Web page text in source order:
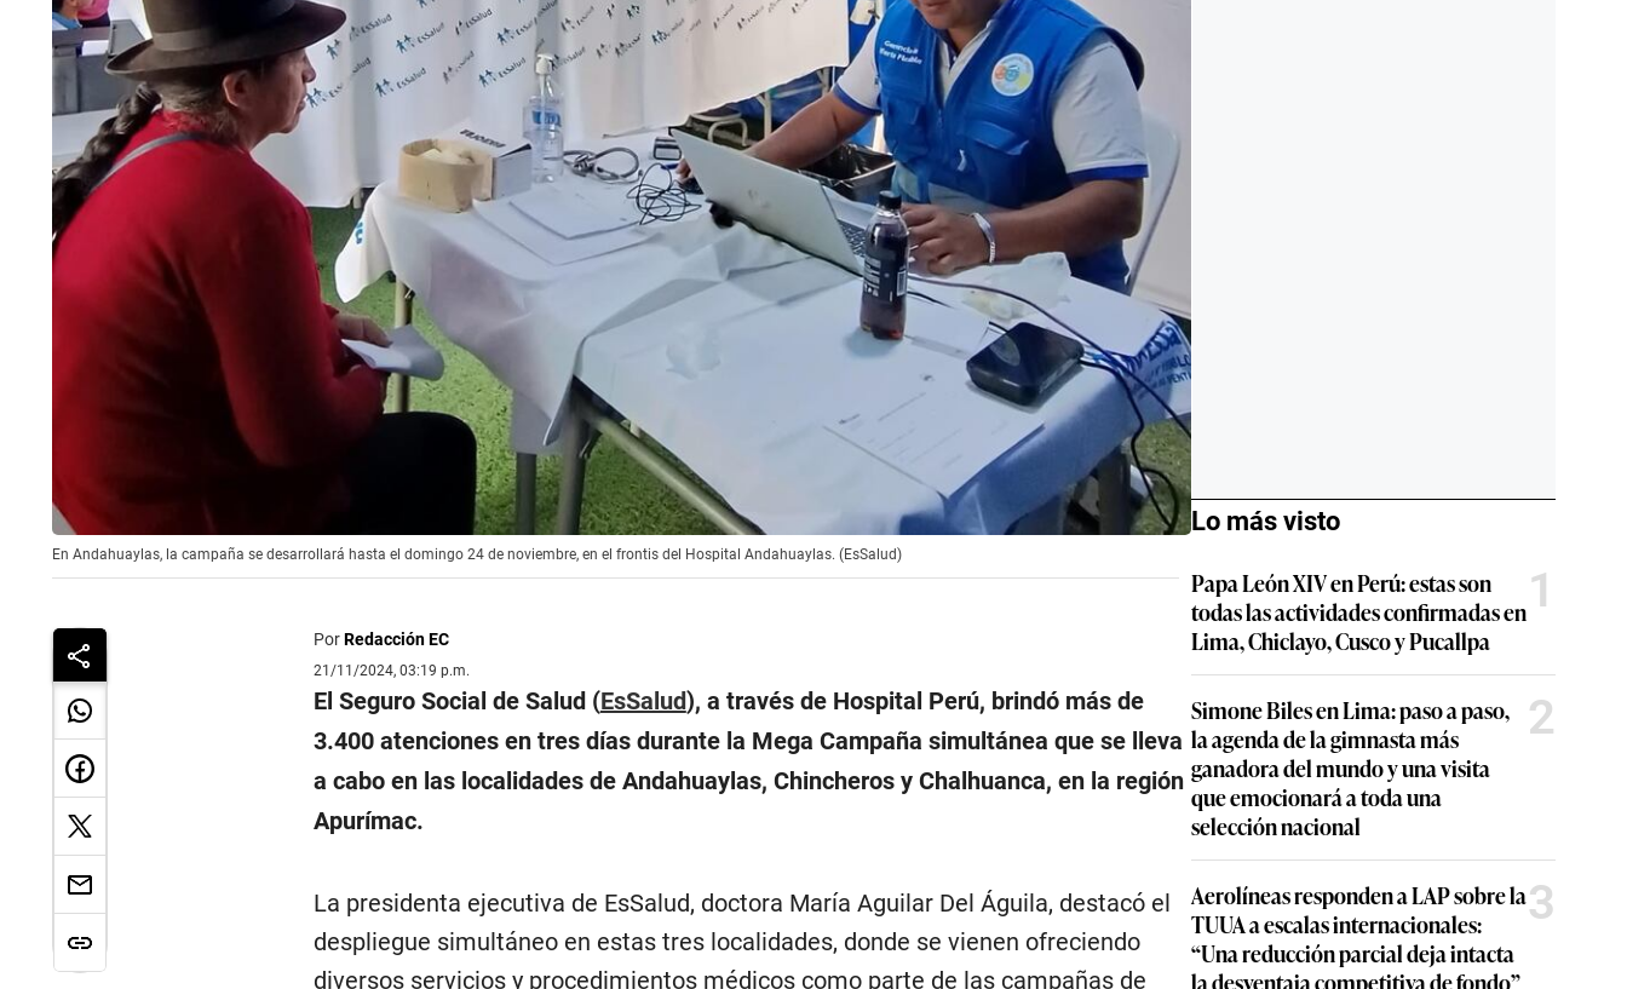
En Andahuaylas, la campaña se desarrollará hasta el domingo 24 de noviembre, en el frontis del Hospital Andahuaylas. (EsSalud)
PorRedacción EC
21/11/2024, 03:19 p.m.
El Seguro Social de Salud (EsSalud), a través de Hospital Perú, brindó más de
3.400 atenciones en tres días durante la Mega Campaña simultánea que se lleva
a cabo en las localidades de Andahuaylas, Chincheros y Chalhuanca, en la región
Apurímac.
La presidenta ejecutiva de EsSalud, doctora María Aguilar Del Águila, destacó el
despliegue simultáneo en estas tres localidades, donde se vienen ofreciendo
diversos servicios y procedimientos médicos como parte de las campañas de
Lo más visto
Papa León XIV en Perú: estas son
todas las actividades confirmadas en
Lima, Chiclayo, Cusco y Pucallpa
1
Simone Biles en Lima: paso a paso,
la agenda de la gimnasta más
ganadora del mundo y una visita
que emocionará a toda una
selección nacional
2
Aerolíneas responden a LAP sobre la
TUUA a escalas internacionales:
“Una reducción parcial deja intacta
la desventaja competitiva de fondo”
3